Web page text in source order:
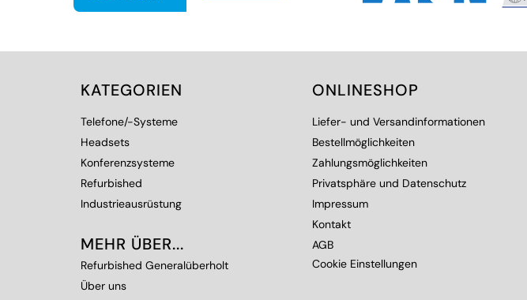
KATEGORIEN
Telefone/-Systeme
Headsets
Konferenzsysteme
Refurbished
Industrieausrüstung
MEHR ÜBER...
Refurbished Generalüberholt
Über uns
ONLINESHOP
Liefer- und Versandinformationen
Bestellmöglichkeiten
Zahlungsmöglichkeiten
Privatsphäre und Datenschutz
Impressum
Kontakt
AGB
Cookie Einstellungen